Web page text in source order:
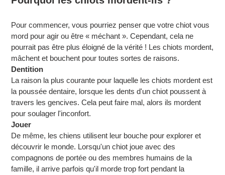
Pour commencer, vous pourriez penser que votre chiot vous
mord pour agir ou être « méchant ». Cependant, cela ne
pourrait pas être plus éloigné de la vérité ! Les chiots mordent,
mâchent et bouchent pour toutes sortes de raisons.
Dentition
La raison la plus courante pour laquelle les chiots mordent est
la poussée dentaire, lorsque les dents d'un chiot poussent à
travers les gencives. Cela peut faire mal, alors ils mordent
pour soulager l'inconfort.
Jouer
De même, les chiens utilisent leur bouche pour explorer et
découvrir le monde. Lorsqu'un chiot joue avec des
compagnons de portée ou des membres humains de la
famille, il arrive parfois qu'il morde trop fort pendant la